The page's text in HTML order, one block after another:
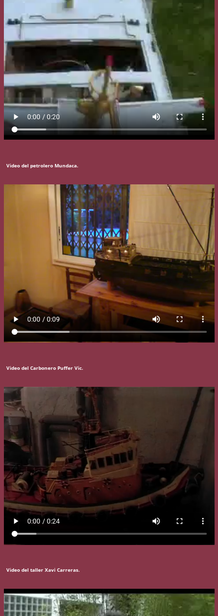
Video del petrolero Mundaca.
Video del Carbonero Puffer Vic.
Video del taller Xavi Carreras.